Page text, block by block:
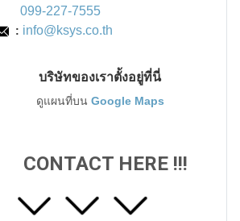
099-227-7555
: info@ksys.co.th
บริษัทของเราตั้งอยู่ที่นี่
ดูแผนที่บน Google Maps
CONTACT HERE !!!